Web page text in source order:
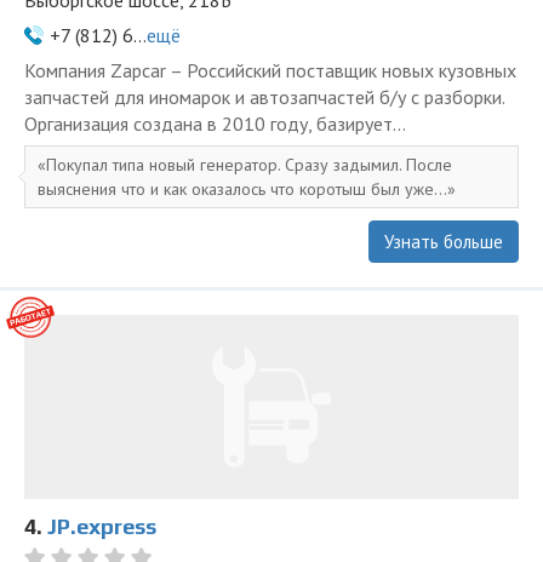
+7 (812) 6...ещё
Компания Zapcar – Российский поставщик новых кузовных
запчастей для иномарок и автозапчастей б/у с разборки.
Организация создана в 2010 году, базирует...
Покупал типа новый генератор. Сразу задымил. После
выяснения что и как оказалось что коротыш был уже...
Узнать больше
4. JP.express